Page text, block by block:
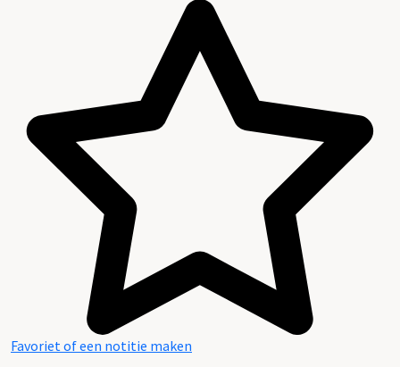
Favoriet of een notitie maken